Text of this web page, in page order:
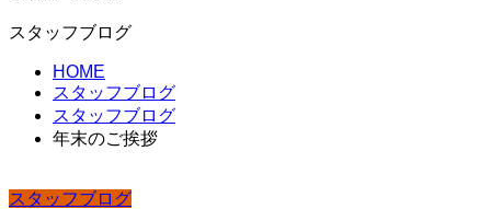
スタッフブログ
HOME
スタッフブログ
スタッフブログ
年末のご挨拶
スタッフブログ